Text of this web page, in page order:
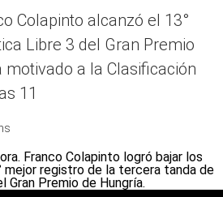
Colapinto alcanzó el 13°
Libre 3 del Gran Premio
a la Clasificación
11